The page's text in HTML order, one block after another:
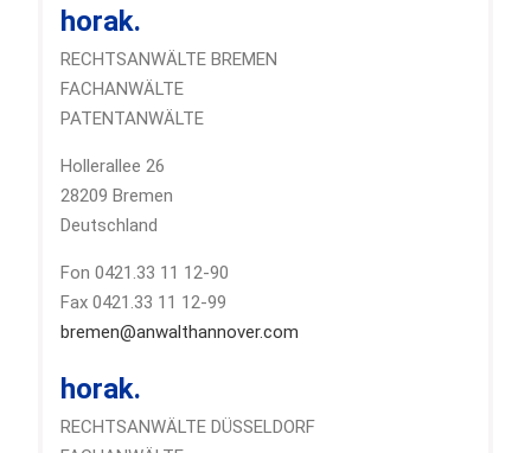
horak.
RECHTSANWÄLTE BREMEN
FACHANWÄLTE
PATENTANWÄLTE
Hollerallee 26
28209 Bremen
Deutschland
Fon 0421.33 11 12-90
Fax 0421.33 11 12-99
bremen@anwalthannover.com
horak.
RECHTSANWÄLTE DÜSSELDORF